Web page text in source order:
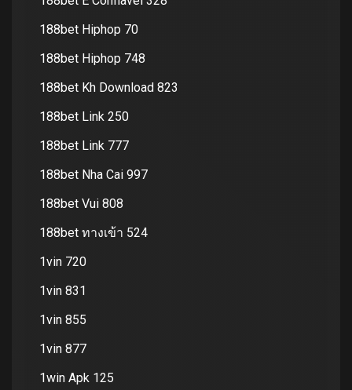
188bet Hiphop 70
188bet Hiphop 748
188bet Kh Download 823
188bet Link 250
188bet Link 777
188bet Nha Cai 997
188bet Vui 808
188bet ทางเข้า 524
1vin 720
1vin 831
1vin 855
1vin 877
1win Apk 125